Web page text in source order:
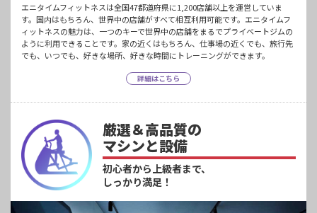
エニタイムフィットネスは全国47都道府県に1,200店舗以上を運営していま
す。国内はもちろん、世界中の店舗がすべて相互利用可能です。エニタイムフ
ィットネスの魅力は、一つのキーで世界中の店舗をまるでプライベートジムの
ように利用できることです。家の近くはもちろん、仕事場の近くでも、旅行先
でも、いつでも、好きな場所、好きな時間にトレーニングができます。
詳細はこちら
厳選＆高品質の
マシンと設備
初心者から上級者まで、
しっかり満足！